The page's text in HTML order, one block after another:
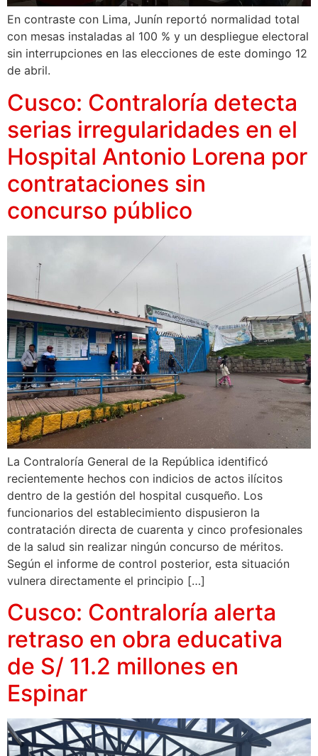
En contraste con Lima, Junín reportó normalidad total
con mesas instaladas al 100 % y un despliegue electoral
sin interrupciones en las elecciones de este domingo 12
de abril.
Cusco: Contraloría detecta
serias irregularidades en el
Hospital Antonio Lorena por
contrataciones sin
concurso público
La Contraloría General de la República identificó
recientemente hechos con indicios de actos ilícitos
dentro de la gestión del hospital cusqueño. Los
funcionarios del establecimiento dispusieron la
contratación directa de cuarenta y cinco profesionales
de la salud sin realizar ningún concurso de méritos.
Según el informe de control posterior, esta situación
vulnera directamente el principio […]
Cusco: Contraloría alerta
retraso en obra educativa
de S/ 11.2 millones en
Espinar